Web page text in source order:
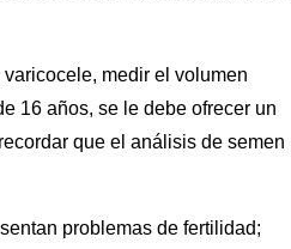
medir el volumen
16 años, se le debe ofrecer un
que el análisis de semen
problemas de fertilidad;